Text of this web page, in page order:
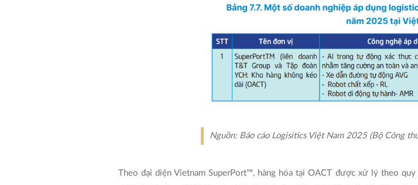
Nguồn: Báo cáo Logisitics Việt Nam 2025 (Bộ Công
Theo đại diện Vietnam SuperPort™, hàng hóa tại OACT được xử lý theo